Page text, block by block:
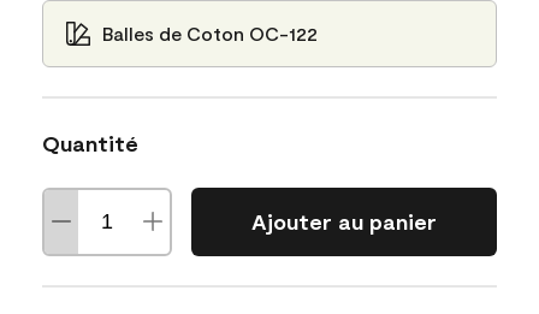
Balles de Coton OC-122
Quantité
Ajouter au panier